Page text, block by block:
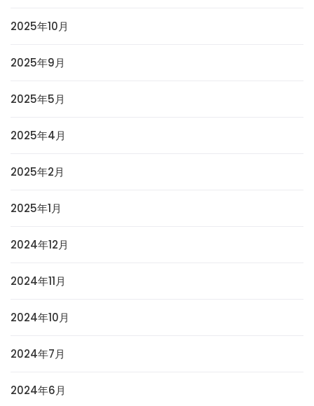
2025年10月
2025年9月
2025年5月
2025年4月
2025年2月
2025年1月
2024年12月
2024年11月
2024年10月
2024年7月
2024年6月